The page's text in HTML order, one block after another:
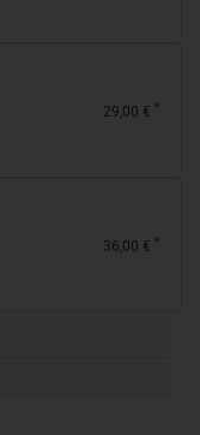
29,00 € *
36,00 € *